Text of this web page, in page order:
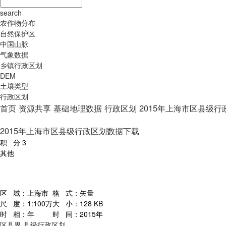
search
农作物分布
自然保护区
中国山脉
气象数据
乡镇行政区划
DEM
土壤类型
行政区划
首页 资源共享 基础地理数据 行政区划 2015年上海市区县级行
2015年上海市区县级行政区划数据下载
积 分 3
其他
区 域： 上海市 格 式： 矢量
尺 度： 1:100万大 小： 128 KB
时 相： 年 时 间： 2015年